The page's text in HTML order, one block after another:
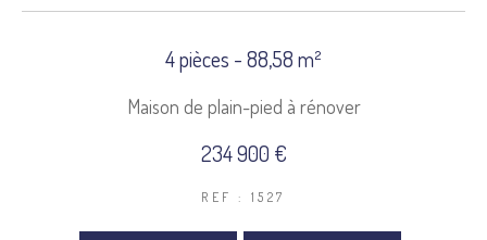
4 pièces - 88,58 m²
Maison de plain-pied à rénover
234 900 €
REF : 1527